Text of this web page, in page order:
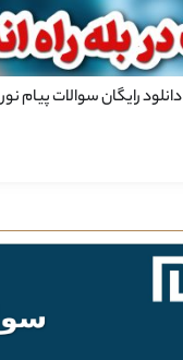
دانلود رایگان سوالات پیام نور